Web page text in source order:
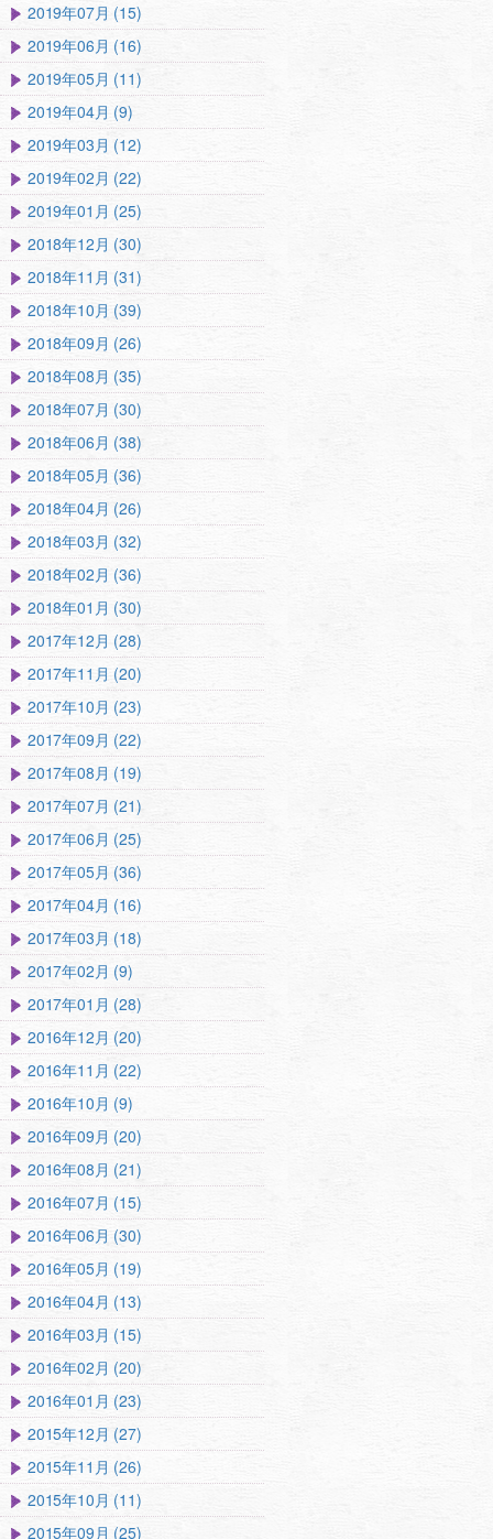
2019年07月 (15)
2019年06月 (16)
2019年05月 (11)
2019年04月 (9)
2019年03月 (12)
2019年02月 (22)
2019年01月 (25)
2018年12月 (30)
2018年11月 (31)
2018年10月 (39)
2018年09月 (26)
2018年08月 (35)
2018年07月 (30)
2018年06月 (38)
2018年05月 (36)
2018年04月 (26)
2018年03月 (32)
2018年02月 (36)
2018年01月 (30)
2017年12月 (28)
2017年11月 (20)
2017年10月 (23)
2017年09月 (22)
2017年08月 (19)
2017年07月 (21)
2017年06月 (25)
2017年05月 (36)
2017年04月 (16)
2017年03月 (18)
2017年02月 (9)
2017年01月 (28)
2016年12月 (20)
2016年11月 (22)
2016年10月 (9)
2016年09月 (20)
2016年08月 (21)
2016年07月 (15)
2016年06月 (30)
2016年05月 (19)
2016年04月 (13)
2016年03月 (15)
2016年02月 (20)
2016年01月 (23)
2015年12月 (27)
2015年11月 (26)
2015年10月 (11)
2015年09月 (25)